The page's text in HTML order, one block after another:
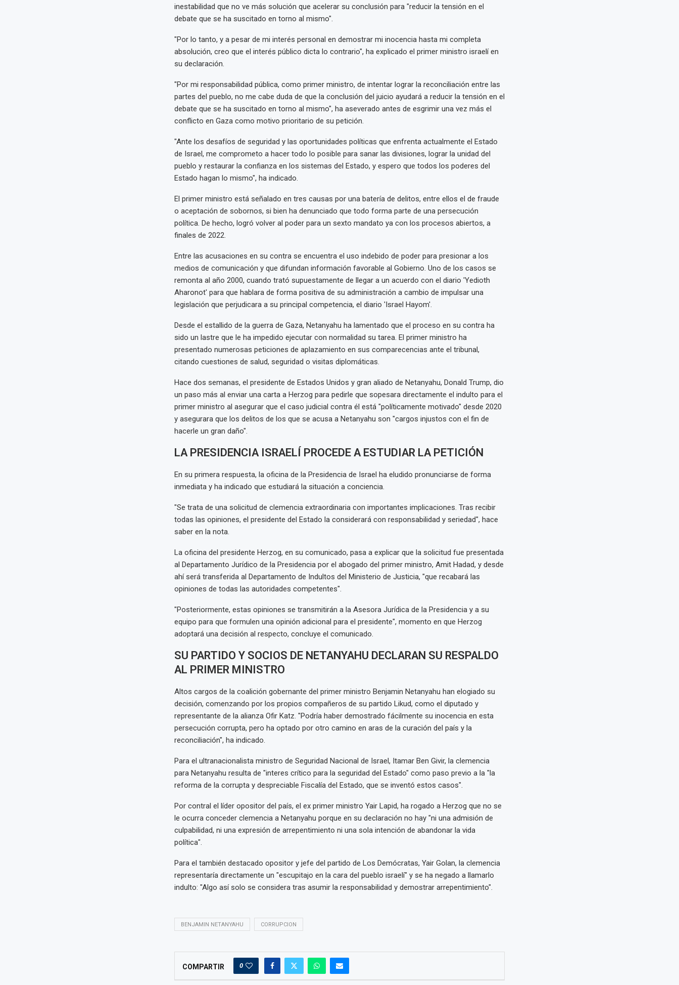
inestabilidad que no ve más solución que acelerar su conclusión para "reducir la tensión en el
debate que se ha suscitado en torno al mismo".
"Por lo tanto, y a pesar de mi interés personal en demostrar mi inocencia hasta mi completa
absolución, creo que el interés público dicta lo contrario", ha explicado el primer ministro israelí en
su declaración.
"Por mi responsabilidad pública, como primer ministro, de intentar lograr la reconciliación entre las
partes del pueblo, no me cabe duda de que la conclusión del juicio ayudará a reducir la tensión en el
debate que se ha suscitado en torno al mismo", ha aseverado antes de esgrimir una vez más el
conflicto en Gaza como motivo prioritario de su petición.
"Ante los desafíos de seguridad y las oportunidades políticas que enfrenta actualmente el Estado
de Israel, me comprometo a hacer todo lo posible para sanar las divisiones, lograr la unidad del
pueblo y restaurar la confianza en los sistemas del Estado, y espero que todos los poderes del
Estado hagan lo mismo", ha indicado.
El primer ministro está señalado en tres causas por una batería de delitos, entre ellos el de fraude
o aceptación de sobornos, si bien ha denunciado que todo forma parte de una persecución
política. De hecho, logró volver al poder para un sexto mandato ya con los procesos abiertos, a
finales de 2022.
Entre las acusaciones en su contra se encuentra el uso indebido de poder para presionar a los
medios de comunicación y que difundan información favorable al Gobierno. Uno de los casos se
remonta al año 2000, cuando trató supuestamente de llegar a un acuerdo con el diario 'Yedioth
Aharonot' para que hablara de forma positiva de su administración a cambio de impulsar una
legislación que perjudicara a su principal competencia, el diario 'Israel Hayom'.
Desde el estallido de la guerra de Gaza, Netanyahu ha lamentado que el proceso en su contra ha
sido un lastre que le ha impedido ejecutar con normalidad su tarea. El primer ministro ha
presentado numerosas peticiones de aplazamiento en sus comparecencias ante el tribunal,
citando cuestiones de salud, seguridad o visitas diplomáticas.
Hace dos semanas, el presidente de Estados Unidos y gran aliado de Netanyahu, Donald Trump, dio
un paso más al enviar una carta a Herzog para pedirle que sopesara directamente el indulto para el
primer ministro al asegurar que el caso judicial contra él está "políticamente motivado" desde 2020
y asegurara que los delitos de los que se acusa a Netanyahu son "cargos injustos con el fin de
hacerle un gran daño".
LA PRESIDENCIA ISRAELÍ PROCEDE A ESTUDIAR LA PETICIÓN
En su primera respuesta, la oficina de la Presidencia de Israel ha eludido pronunciarse de forma
inmediata y ha indicado que estudiará la situación a conciencia.
"Se trata de una solicitud de clemencia extraordinaria con importantes implicaciones. Tras recibir
todas las opiniones, el presidente del Estado la considerará con responsabilidad y seriedad", hace
saber en la nota.
La oficina del presidente Herzog, en su comunicado, pasa a explicar que la solicitud fue presentada
al Departamento Jurídico de la Presidencia por el abogado del primer ministro, Amit Hadad, y desde
ahí será transferida al Departamento de Indultos del Ministerio de Justicia, "que recabará las
opiniones de todas las autoridades competentes".
"Posteriormente, estas opiniones se transmitirán a la Asesora Jurídica de la Presidencia y a su
equipo para que formulen una opinión adicional para el presidente", momento en que Herzog
adoptará una decisión al respecto, concluye el comunicado.
SU PARTIDO Y SOCIOS DE NETANYAHU DECLARAN SU RESPALDO
AL PRIMER MINISTRO
Altos cargos de la coalición gobernante del primer ministro Benjamin Netanyahu han elogiado su
decisión, comenzando por los propios compañeros de su partido Likud, como el diputado y
representante de la alianza Ofir Katz. "Podría haber demostrado fácilmente su inocencia en esta
persecución corrupta, pero ha optado por otro camino en aras de la curación del país y la
reconciliación", ha indicado.
Para el ultranacionalista ministro de Seguridad Nacional de Israel, Itamar Ben Givir, la clemencia
para Netanyahu resulta de "interes crítico para la seguridad del Estado" como paso previo a la "la
reforma de la corrupta y despreciable Fiscalía del Estado, que se inventó estos casos".
Por contral el líder opositor del país, el ex primer ministro Yair Lapid, ha rogado a Herzog que no se
le ocurra conceder clemencia a Netanyahu porque en su declaración no hay "ni una admisión de
culpabilidad, ni una expresión de arrepentimiento ni una sola intención de abandonar la vida
política".
Para el también destacado opositor y jefe del partido de Los Demócratas, Yair Golan, la clemencia
representaría directamente un "escupitajo en la cara del pueblo israelí" y se ha negado a llamarlo
indulto: "Algo así solo se considera tras asumir la responsabilidad y demostrar arrepentimiento".
BENJAMIN NETANYAHU CORRUPCION
COMPARTIR 0